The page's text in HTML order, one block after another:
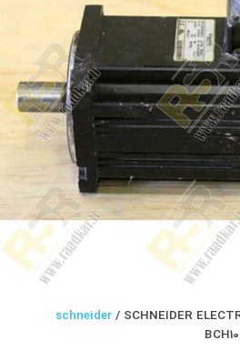
/ SCHNEIDER